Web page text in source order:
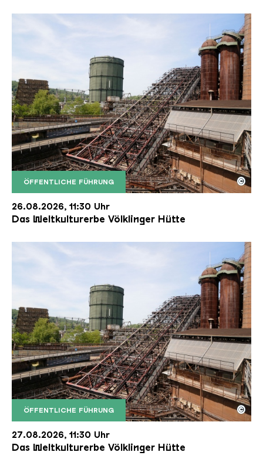
ÖFFENTLICHE FÜHRUNG
Der Erzschrägaufzug der Völklinger Hütte mit
Copyright: Weltkulturerbe Völklinger Hütte | Karl
©
26.08.2026, 11:30 Uhr
Das Weltkulturerbe Völklinger Hütte
ÖFFENTLICHE FÜHRUNG
Der Erzschrägaufzug der Völklinger Hütte mit
Copyright: Weltkulturerbe Völklinger Hütte | Karl
©
27.08.2026, 11:30 Uhr
Das Weltkulturerbe Völklinger Hütte